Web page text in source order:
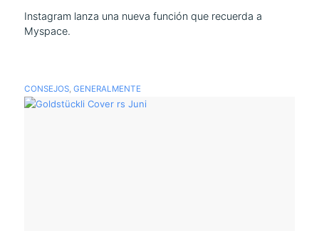
Instagram lanza una nueva función que recuerda a
Myspace.
CONSEJOS, GENERALMENTE